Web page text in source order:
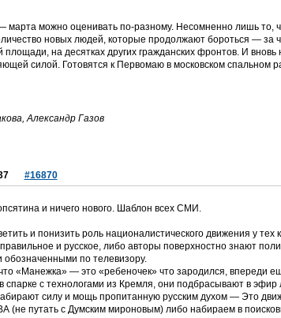
марта можно оценивать по-разному. Несомненно лишь то,
новых людей, которые продолжают бороться — за
на десятках других гражданских фронтов. И вновь
силой. Готовятся к Первомаю в московском спальном
Александр Газов
#16870
и ничего нового. Шаблон всех СМИ.
и понизить роль националистического движения у тех
и русское, либо авторы поверхностно знают
обозначенными по телевизору.
«Манежка» — это «ребеночек» что зародился, впереди
спарке с технологами из Кремля, они подбрасывают в
силу и мощь пропитанную русским духом — Это
путать с Думским мироновым) либо набираем в